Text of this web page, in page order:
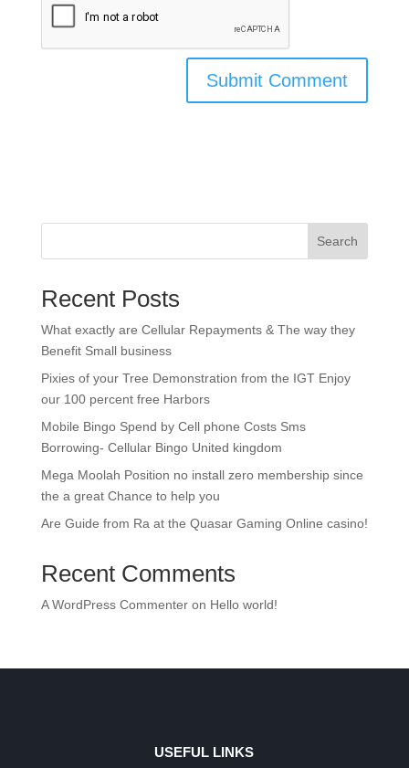
Search
Recent Posts
What exactly are Cellular Repayments & The way they
Benefit Small business
Pixies of your Tree Demonstration from the IGT Enjoy
our 100 percent free Harbors
Mobile Bingo Spend by Cell phone Costs Sms
Borrowing- Cellular Bingo United kingdom
Mega Moolah Position no install zero membership since
the a great Chance to help you
Are Guide from Ra at the Quasar Gaming Online casino!
Recent Comments
A WordPress Commenteron Hello world!
USEFUL LINKS